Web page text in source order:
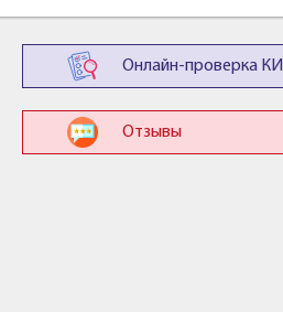
Онлайн-проверка КИ
Отзывы